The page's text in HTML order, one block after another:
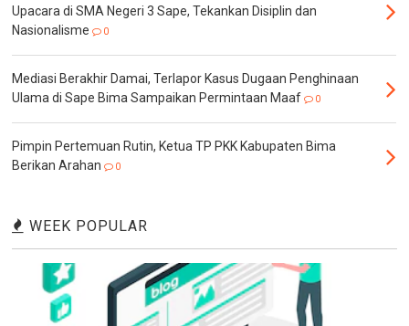
Upacara di SMA Negeri 3 Sape, Tekankan Disiplin dan
Nasionalisme
0
Mediasi Berakhir Damai, Terlapor Kasus Dugaan Penghinaan
Ulama di Sape Bima Sampaikan Permintaan Maaf
0
Pimpin Pertemuan Rutin, Ketua TP PKK Kabupaten Bima
Berikan Arahan
0
WEEK POPULAR